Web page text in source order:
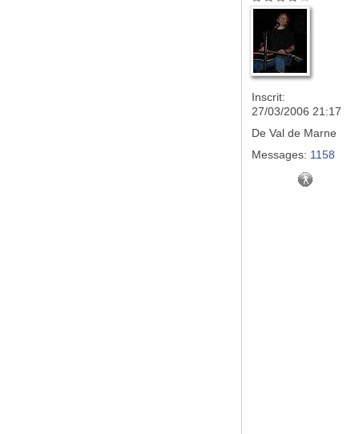
Inscrit:
27/03/2006 21:17
De Val de Marne
Messages: 1158